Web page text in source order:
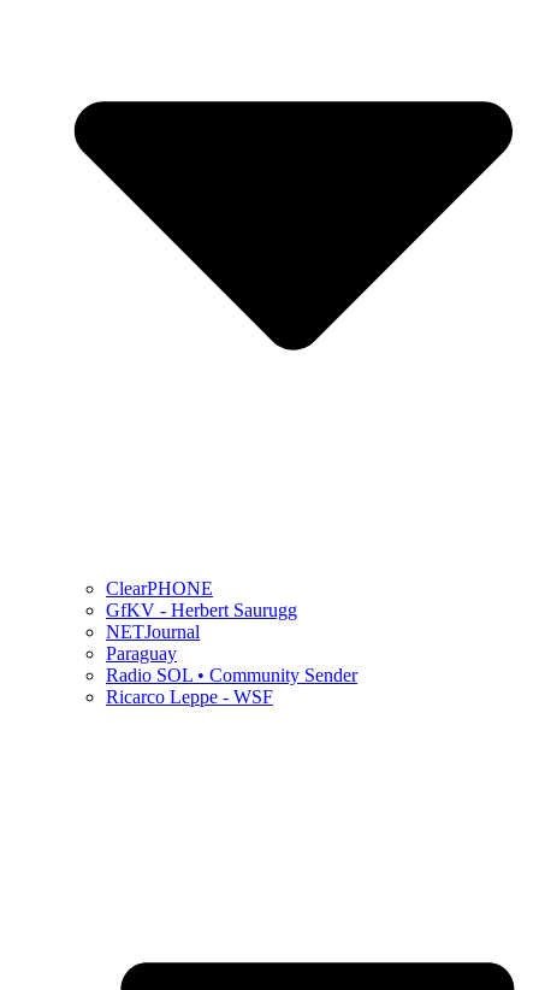
ClearPHONE
GfKV - Herbert Saurugg
NETJournal
Paraguay
Radio SOL • Community Sender
Ricarco Leppe - WSF